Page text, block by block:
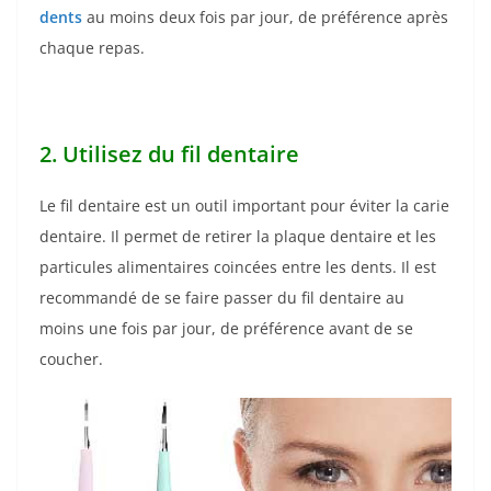
dents au moins deux fois par jour, de préférence après
chaque repas.
2. Utilisez du fil dentaire
Le fil dentaire est un outil important pour éviter la carie
dentaire. Il permet de retirer la plaque dentaire et les
particules alimentaires coincées entre les dents. Il est
recommandé de se faire passer du fil dentaire au
moins une fois par jour, de préférence avant de se
coucher.